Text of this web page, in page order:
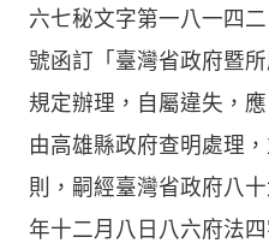
六七秘文字第一八一四二
號函訂「臺灣省政府暨
規定辦理，自屬違失，應
由高雄縣政府查明處理
則，嗣經臺灣省政府八
年十二月八日八六府法